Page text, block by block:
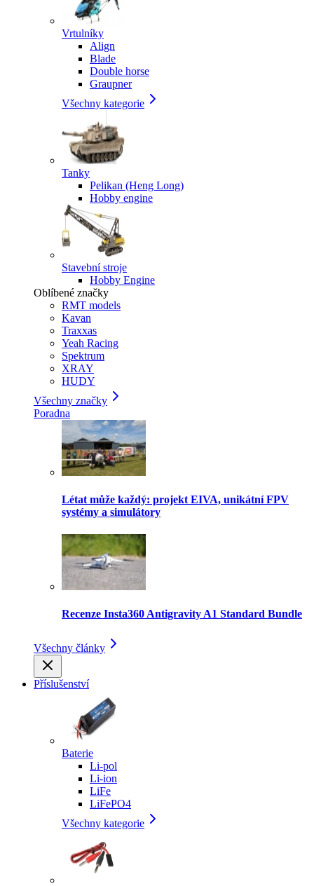
Vrtulníky
Align
Blade
Double horse
Graupner
Všechny kategorie
Tanky
Pelikan (Heng Long)
Hobby engine
Stavební stroje
Hobby Engine
Oblíbené značky
RMT models
Kavan
Traxxas
Yeah Racing
Spektrum
XRAY
HUDY
Všechny značky
Poradna
Létat může každý: projekt EIVA, unikátní FPV
systémy a simulátory
Recenze Insta360 Antigravity A1 Standard Bundle
Všechny články
Příslušenství
Baterie
Li-pol
Li-ion
LiFe
LiFePO4
Všechny kategorie